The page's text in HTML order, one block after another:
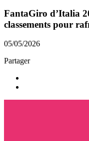
FantaGiro d’Italia
classements pour
05/05/2026
Partager